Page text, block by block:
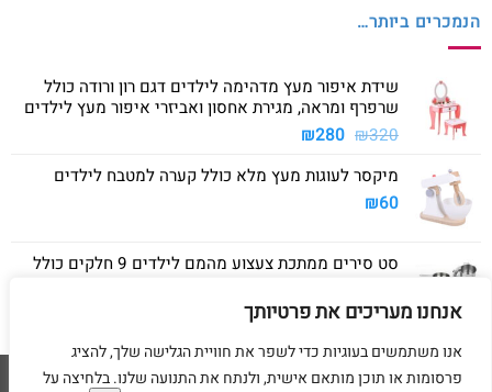
אנחנו מעריכים את פרטיותך
אנו משתמשים בעוגיות כדי לשפר את חוויית הגלישה שלך, להציג
פרסומות או תוכן מותאם אישית, ולנתח את התנועה שלנו. בלחיצה על
הנמכרים ביותר…
שידת איפור מעץ מדהימה לילדים דגם רון ורודה כולל
שרפרף ומראה, מגירת אחסון ואביזרי איפור מעץ לילדים
₪320
המחיר
היה:
₪280 המחיר
הוא:
מיקסר לעוגות מעץ מלא כולל קערה למטבח לילדים
₪60
סט סירים ממתכת צעצוע מהמם לילדים 9 חלקים כולל
₪40